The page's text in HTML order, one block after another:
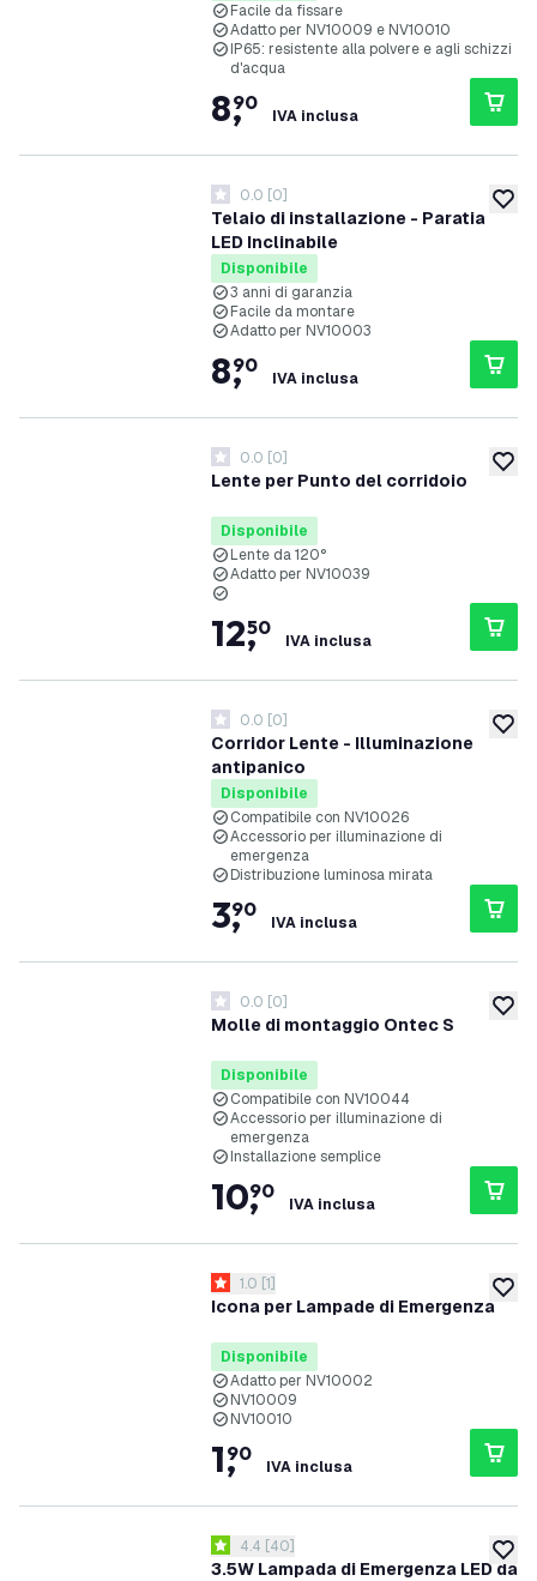
Facile da fissare
Adatto per NV10009 e NV10010
IP65: resistente alla polvere e agli schizzi
d'acqua
8,
90
IVA inclusa
Telaio di installazione - Paratia
LED Inclinabile
0 stelle di valutazione
0.0 [0]
Disponibile
3 anni di garanzia
Facile da montare
Adatto per NV10003
8,
90
IVA inclusa
Lente per Punto del corridoio
0 stelle di valutazione
0.0 [0]
Disponibile
Lente da 120°
Adatto per NV10039
12,
50
IVA inclusa
Corridor Lente - Illuminazione
antipanico
0 stelle di valutazione
0.0 [0]
Disponibile
Compatibile con NV10026
Accessorio per illuminazione di
emergenza
Distribuzione luminosa mirata
3,
90
IVA inclusa
Molle di montaggio Ontec S
0 stelle di valutazione
0.0 [0]
Disponibile
Compatibile con NV10044
Accessorio per illuminazione di
emergenza
Installazione semplice
10,
90
IVA inclusa
Icona per Lampade di Emergenza
apri il cassetto delle recensioni
1 stelle di valutazione
1.0 [1]
Disponibile
Adatto per NV10002
NV10009
NV10010
1,
90
IVA inclusa
3.5W Lampada di Emergenza LED da
apri il cassetto delle recensioni
4.4 stelle di valutazione
4.4 [40]